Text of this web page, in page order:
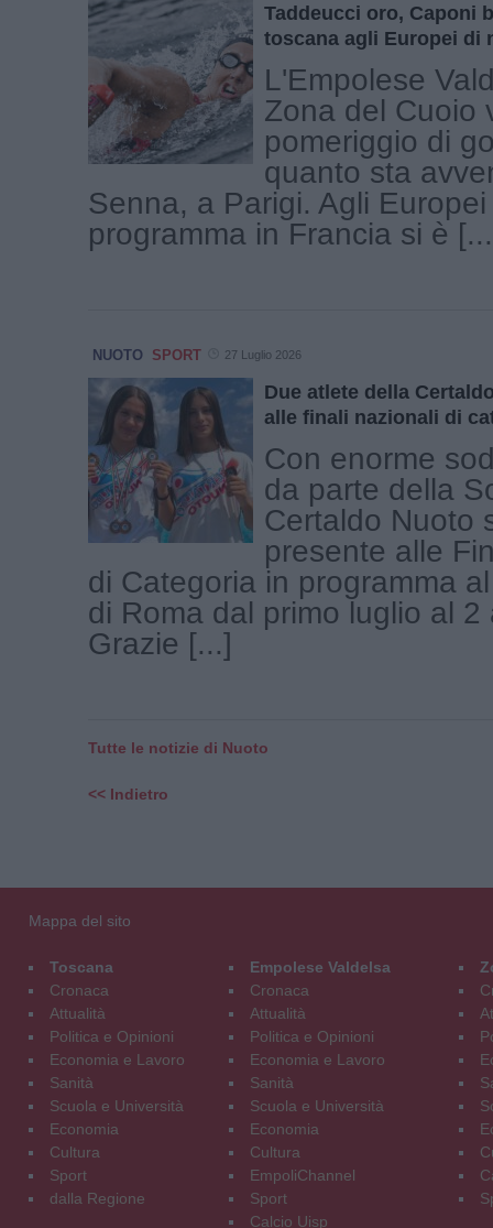
Taddeucci oro, Caponi
toscana agli Europei di
L'Empolese
Zona del Cuoio
pomeriggio di
quanto sta
Senna, a Parigi. Agli
programma in Francia si è
NUOTO SPORT 27 Luglio 2026
Due atlete della
alle finali nazionali di
Con enorme
da parte della
Certaldo Nuoto
presente alle
di Categoria in programma
di Roma dal primo luglio al 2
Grazie [...]
Tutte le notizie di Nuoto
<< Indietro
Mappa del sito
Toscana
Cronaca
Attualità
Politica e Opinioni
Economia e Lavoro
Sanità
Scuola e Università
Economia
Cultura
Sport
dalla Regione
Empolese Valdelsa
Cronaca
Attualità
Politica e Opinioni
Economia e Lavoro
Sanità
Scuola e Università
Economia
Cultura
EmpoliChannel
Sport
Calcio Uisp